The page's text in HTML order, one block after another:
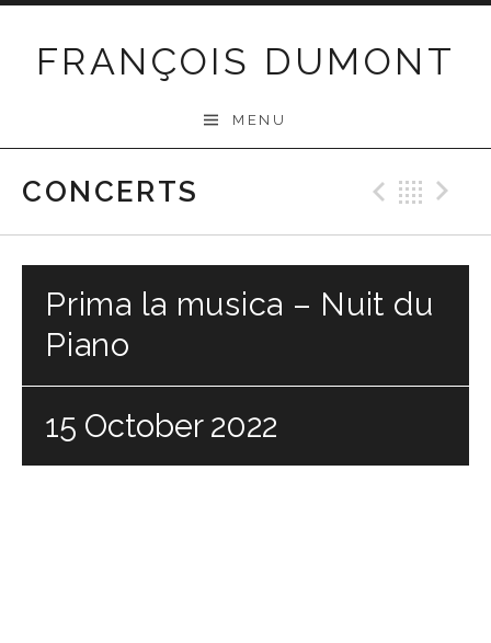
FRANÇOIS DUMONT
MENU
CONCERTS
Prima la musica – Nuit du
Piano
15 October 2022